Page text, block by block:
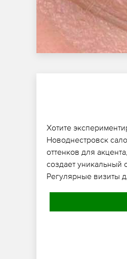
Хотите
Новоднестровск
оттенков для
создает уникальный
Регулярные визиты